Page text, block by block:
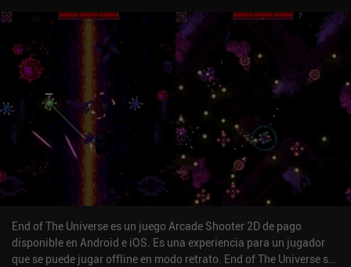
End of The Universe es un juego Arcade Shooter 2D de pago
disponible en Android e iOS. Es una experiencia para un jugador
que se puede jugar offline en modo retrato. End of The Universe se